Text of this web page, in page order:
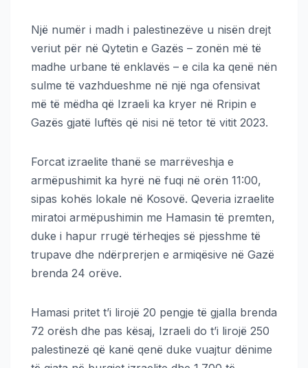
Një numër i madh i palestinezëve u nisën drejt
veriut për në Qytetin e Gazës – zonën më të
madhe urbane të enklavës – e cila ka qenë nën
sulme të vazhdueshme në një nga ofensivat
më të mëdha që Izraeli ka kryer në Rripin e
Gazës gjatë luftës që nisi në tetor të vitit 2023.
Forcat izraelite thanë se marrëveshja e
armëpushimit ka hyrë në fuqi në orën 11:00,
sipas kohës lokale në Kosovë. Qeveria izraelite
miratoi armëpushimin me Hamasin të premten,
duke i hapur rrugë tërheqjes së pjesshme të
trupave dhe ndërprerjen e armiqësive në Gazë
brenda 24 orëve.
Hamasi pritet t’i lirojë 20 pengje të gjalla brenda
72 orësh dhe pas kësaj, Izraeli do t’i lirojë 250
palestinezë që kanë qenë duke vuajtur dënime